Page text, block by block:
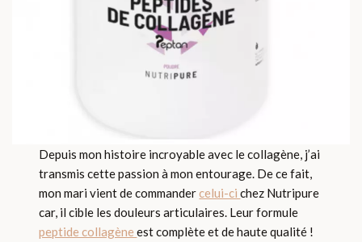
Depuis mon histoire incroyable avec le collagène, j’ai
transmis cette passion à mon entourage. De ce fait,
mon mari vient de commandercelui-cichez Nutripure
car, il cible les douleurs articulaires. Leur formule
peptide collagèneest complète et de haute qualité !